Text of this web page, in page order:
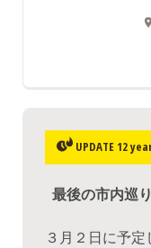
UPDATE 12
最後の市内巡り
３月２日に予